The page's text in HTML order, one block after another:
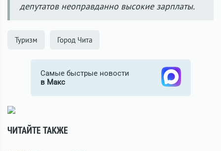
депутатов неоправданно высокие зарплаты.
Туризм Город Чита
Самые быстрые новости
в Макс
ЧИТАЙТЕ ТАКЖЕ